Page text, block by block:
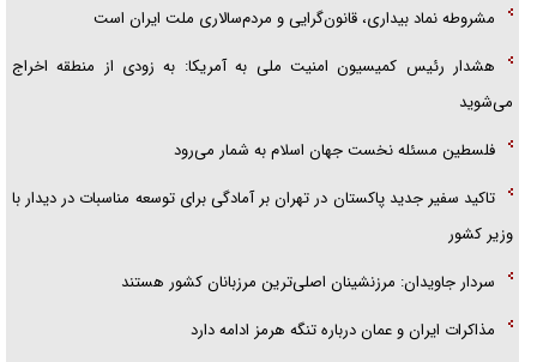
مشروطه نماد بیداری، قانون‌گرایی و مردم‌سالاری ملت ایران است
هشدار رئیس کمیسیون امنیت ملی به آمریکا: به زودی از منطقه اخراج
می‌شوید
فلسطین مسئله نخست جهان اسلام به شمار می‌رود
تاکید سفیر جدید پاکستان در تهران بر آمادگی برای توسعه مناسبات در دیدار با
وزیر کشور
سردار جاویدان: مرزنشینان اصلی‌ترین مرزبانان کشور هستند
مذاکرات ایران و عمان درباره تنگه هرمز ادامه دارد